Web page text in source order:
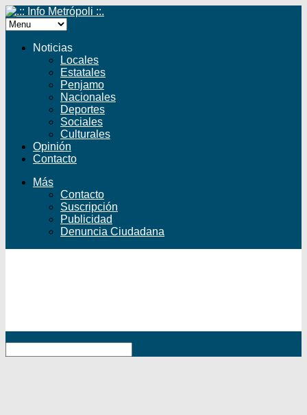
Noticias
Locales
Estatales
Penjamo
Nacionales
Deportes
Sociales
Culturales
Opinión
Contacto
Más
Contacto
Suscripción
Publicidad
Denuncia Ciudadana